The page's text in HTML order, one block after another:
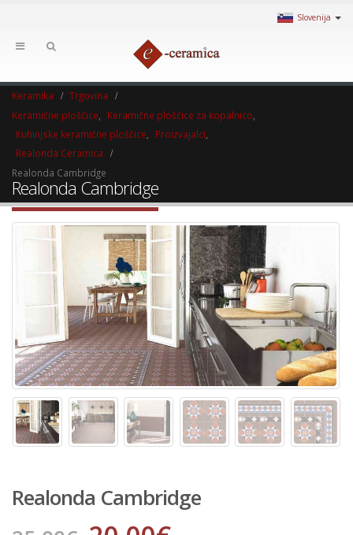
Slovenija
Keramika
Trgovina
Keramične ploščice
Keramične ploščice za kopalnico
Kuhinjske keramične ploščice
Proizvajalci
Realonda Ceramica
Realonda Cambridge
Realonda Cambridge
Realonda Cambridge